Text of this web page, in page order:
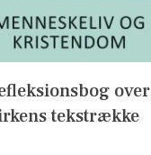
over
tekstrække